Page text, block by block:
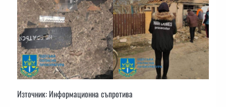
Източник: Информационна съпротива